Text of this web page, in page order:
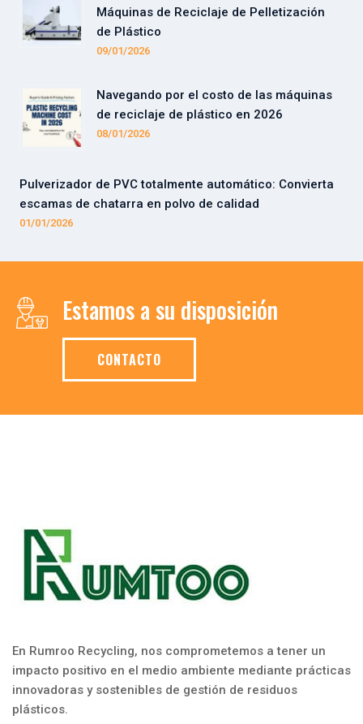
Máquinas de Reciclaje de Pelletización
de Plástico
09/01/2026
Navegando por el costo de las máquinas
de reciclaje de plástico en 2026
08/01/2026
Pulverizador de PVC totalmente automático: Convierta
escamas de chatarra en polvo de calidad
01/01/2026
Estamos a su disposición
CONTACTO
En Rumroo Recycling, nos comprometemos a tener un
impacto positivo en el medio ambiente mediante prácticas
innovadoras y sostenibles de gestión de residuos
plásticos.